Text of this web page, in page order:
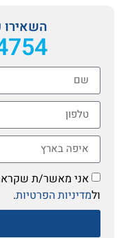
אני מאשר/ת
ולמדיניות הפרטיות.